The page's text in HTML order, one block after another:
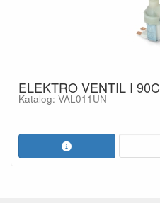
ELEKTRO VENTIL I 90C
Katalog: VAL011UN